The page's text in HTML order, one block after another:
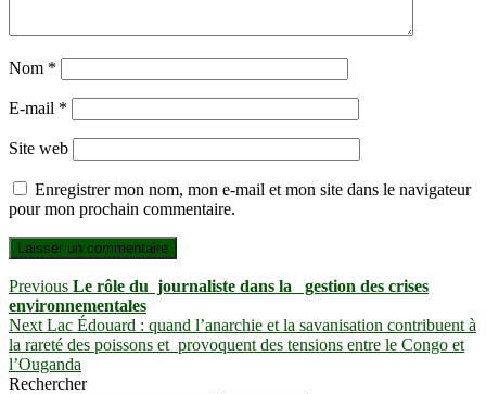
Nom *
E-mail *
Site web
Enregistrer mon nom, mon e-mail et mon site dans le navigateur
pour mon prochain commentaire.
Navigation
de
l’article
Previous Previous
post:
Le rôle du journaliste dans la gestion des crises
environnementales
Next Next
post:
Lac Édouard : quand l’anarchie et la savanisation contribuent à
la rareté des poissons et provoquent des tensions entre le Congo et
l’Ouganda
Rechercher